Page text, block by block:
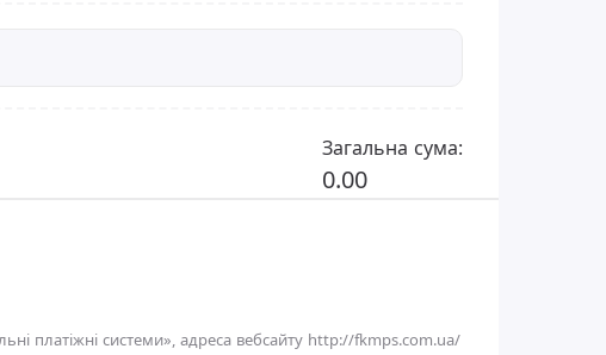
Загальна сума:
0.00
платіжні системи», адреса вебсайту http://fkmps.com.ua/